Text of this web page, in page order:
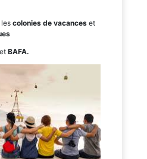
les colonies de vacances et
et BAFA.